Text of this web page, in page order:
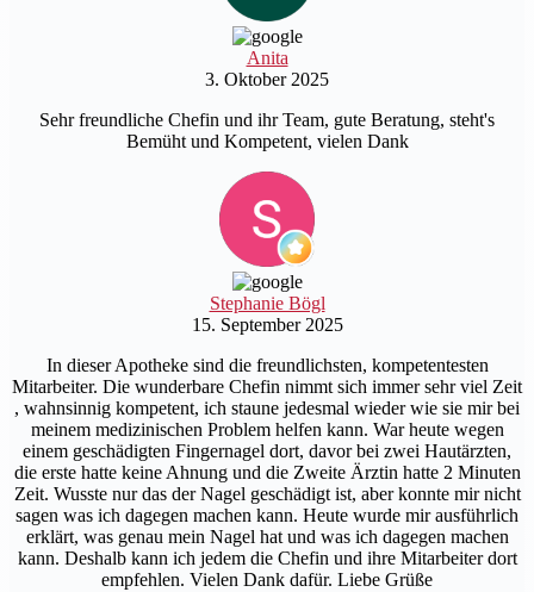
Anita
3. Oktober 2025
Sehr freundliche Chefin und ihr Team, gute Beratung, steht's
Bemüht und Kompetent, vielen Dank
Stephanie Bögl
15. September 2025
In dieser Apotheke sind die freundlichsten, kompetentesten
Mitarbeiter. Die wunderbare Chefin nimmt sich immer sehr viel Zeit
, wahnsinnig kompetent, ich staune jedesmal wieder wie sie mir bei
meinem medizinischen Problem helfen kann. War heute wegen
einem geschädigten Fingernagel dort, davor bei zwei Hautärzten,
die erste hatte keine Ahnung und die Zweite Ärztin hatte 2 Minuten
Zeit. Wusste nur das der Nagel geschädigt ist, aber konnte mir nicht
sagen was ich dagegen machen kann. Heute wurde mir ausführlich
erklärt, was genau mein Nagel hat und was ich dagegen machen
kann. Deshalb kann ich jedem die Chefin und ihre Mitarbeiter dort
empfehlen. Vielen Dank dafür. Liebe Grüße